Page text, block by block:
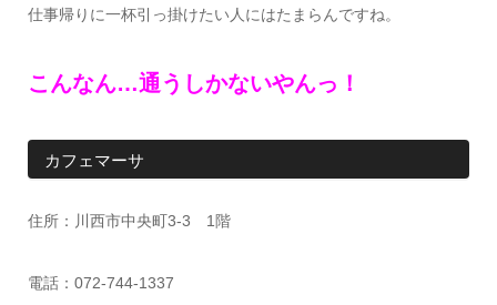
仕事帰りに一杯引っ掛けたい人にはたまらんですね。
こんなん…通うしかないやんっ！
カフェマーサ
住所：川西市中央町3-3 1階
電話：072-744-1337